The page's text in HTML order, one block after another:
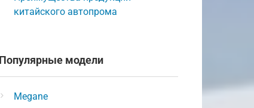
китайского автопрома
Популярные модели
Megane